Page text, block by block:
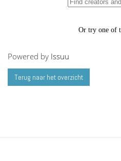
Powered by Issuu
Terug naar het overzicht